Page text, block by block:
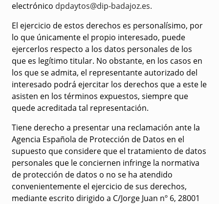
electrónico dpdaytos@dip-badajoz.es.
El ejercicio de estos derechos es personalísimo, por
lo que únicamente el propio interesado, puede
ejercerlos respecto a los datos personales de los
que es legítimo titular. No obstante, en los casos en
los que se admita, el representante autorizado del
interesado podrá ejercitar los derechos que a este le
asisten en los términos expuestos, siempre que
quede acreditada tal representación.
Tiene derecho a presentar una reclamación ante la
Agencia Española de Protección de Datos en el
supuesto que considere que el tratamiento de datos
personales que le conciernen infringe la normativa
de protección de datos o no se ha atendido
convenientemente el ejercicio de sus derechos,
mediante escrito dirigido a C/Jorge Juan nº 6, 28001